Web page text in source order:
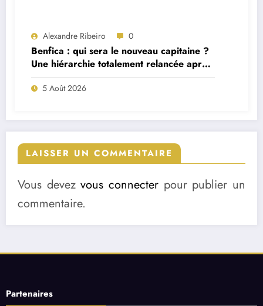
Alexandre Ribeiro 0
Benfica : qui sera le nouveau capitaine ?
Une hiérarchie totalement relancée après
deux départs majeurs
5 Août 2026
LAISSER UN COMMENTAIRE
Vous devezvous connecter pour publier un
commentaire.
Partenaires